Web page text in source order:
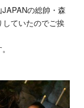
の総帥・森
していたのでご挨